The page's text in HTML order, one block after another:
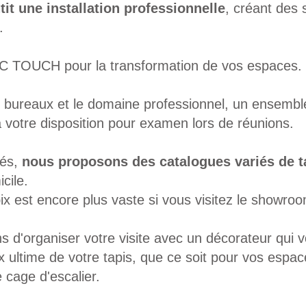
une installation professionnelle, créant des
TOUCH pour la transformation de vos espaces.
et le domaine professionnel, un
disposition pour examen lors de réunions.
nous proposons des catalogues variés de
est encore plus vaste si vous visitez le
d'organiser votre visite avec un décorateur qui
ultime de votre tapis, que ce soit pour vos
cage d'escalier.